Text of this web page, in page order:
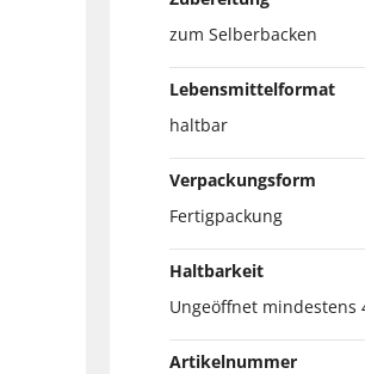
zum Selberbacken
Lebensmittelformat
haltbar
Verpackungsform
Fertigpackung
Haltbarkeit
Ungeöffnet mindestens
Artikelnummer